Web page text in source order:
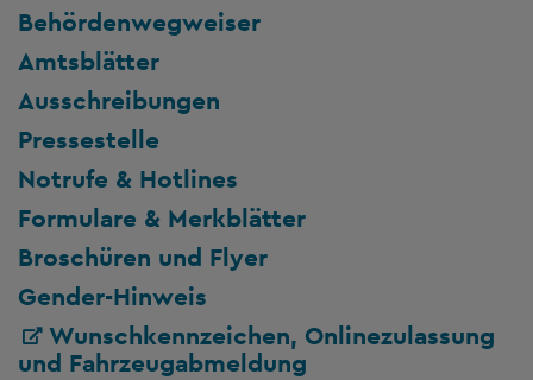
Behördenwegweiser
Amtsblätter
Ausschreibungen
Pressestelle
Notrufe & Hotlines
Formulare & Merkblätter
Broschüren und Flyer
Gender-Hinweis
Wunschkennzeichen, Onlinezulassung
und Fahrzeugabmeldung